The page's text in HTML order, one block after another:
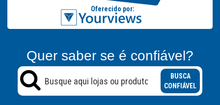
Quer saber se é confiável?
BUSCA
CONFIÁVEL